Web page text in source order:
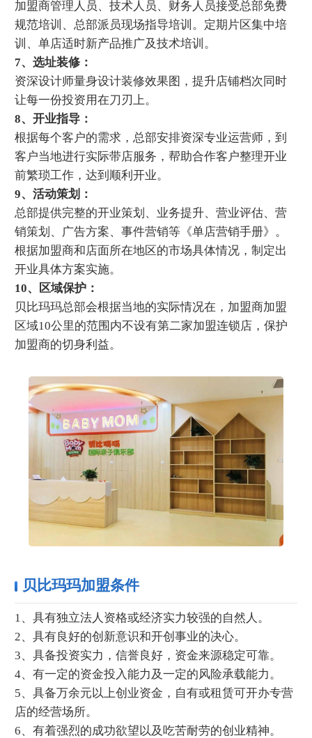
加盟商管理人员、技术人员、财务人员接受总部免费
规范培训、总部派员现场指导培训。定期片区集中培
训、单店适时新产品推广及技术培训。
7、选址装修：
资深设计师量身设计装修效果图，提升店铺档次同时
让每一份投资用在刀刃上。
8、开业指导：
根据每个客户的需求，总部安排资深专业运营师，到
客户当地进行实际带店服务，帮助合作客户整理开业
前繁琐工作，达到顺利开业。
9、活动策划：
总部提供完整的开业策划、业务提升、营业评估、营
销策划、广告方案、事件营销等《单店营销手册》。
根据加盟商和店面所在地区的市场具体情况，制定出
开业具体方案实施。
10、区域保护：
贝比玛玛总部会根据当地的实际情况在，加盟商加盟
区域10公里的范围内不设有第二家加盟连锁店，保护
加盟商的切身利益。
贝比玛玛加盟条件
1、具有独立法人资格或经济实力较强的自然人。
2、具有良好的创新意识和开创事业的决心。
3、具备投资实力，信誉良好，资金来源稳定可靠。
4、有一定的资金投入能力及一定的风险承载能力。
5、具备万余元以上创业资金，自有或租赁可开办专营
店的经营场所。
6、有着强烈的成功欲望以及吃苦耐劳的创业精神。